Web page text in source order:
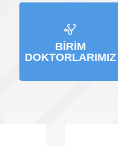
BIRIM
DOKTORLARIMIZ